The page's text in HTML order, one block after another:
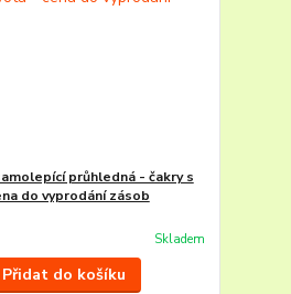
průhledná - čakry s
do vyprodání zásob
Skladem
Přidat do košíku